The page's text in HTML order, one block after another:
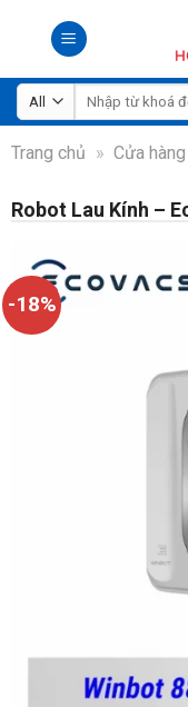
Tìm
Trang chủ » Cửa hàng
Robot Lau Kính –
-18%